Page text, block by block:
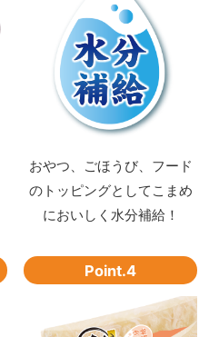
おやつ、ごほうび、フード
のトッピングとしてこまめ
においしく水分補給！
Point.4